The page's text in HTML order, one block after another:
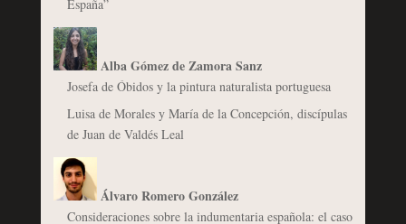
España”
Alba Gómez de Zamora Sanz
Josefa de Óbidos y la pintura naturalista portuguesa
Luisa de Morales y María de la Concepción, discípulas
de Juan de Valdés Leal
Álvaro Romero González
Consideraciones sobre la indumentaria española: el caso